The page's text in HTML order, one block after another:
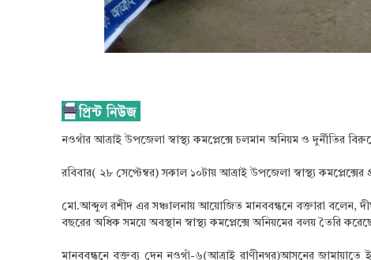
নওগাঁর আত্রাই উপজেলা স্বাস্থ্য কমপ্লেক্সে চলমান অনিয়ম ও দুর্নীতির
রবিবার( ২৮ সেপ্টেম্বর) সকাল ১০টায় আত্রাই উপজেলা স্বাস্থ্য
মো.আব্দুল রশীদ এর সঞ্চালনায় আয়োজিত মানববন্ধনে বক্তারা বলেন,
বছরের অধিক সময়ে অবস্থান স্বাস্থ্য কমপ্লেক্সে অনিয়মের বলয় তৈরি
মানববন্ধনে বক্তব্য দেন নওগাঁ-৬(আত্রাই রাণীনগর)আসনের